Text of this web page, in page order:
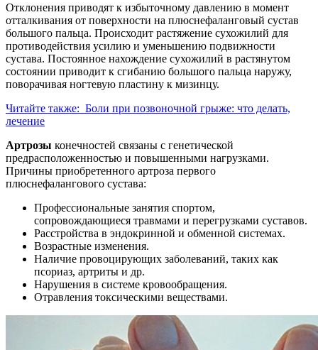
Отклонения приводят к избыточному давлению в момент
отталкивания от поверхности на плюснефаланговый сустав
большого пальца. Происходит растяжение сухожилий для
противодействия усилию и уменьшению подвижности
сустава. Постоянное нахождение сухожилий в растянутом
состоянии приводит к сгибанию большого пальца наружу,
поворачивая ногтевую пластину к мизинцу.
Читайте также: Боли при позвоночной грыже: что делать,
лечение
Артрозы конечностей связаны с генетической
предрасположенностью и повышенными нагрузками.
Причины приобретенного артроза первого
плюснефалангового сустава:
Профессиональные занятия спортом,
сопровождающиеся травмами и перегрузками суставов.
Расстройства в эндокринной и обменной системах.
Возрастные изменения.
Наличие провоцирующих заболеваний, таких как
псориаз, артриты и др.
Нарушения в системе кровообращения.
Отравления токсическими веществами.